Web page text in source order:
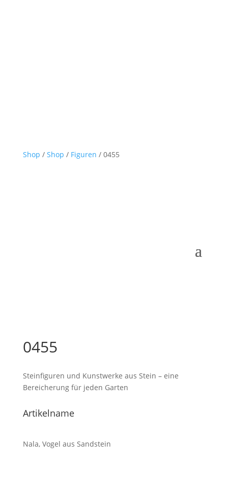
Shop / Shop / Figuren / 0455
0455
Steinfiguren und Kunstwerke aus Stein – eine
Bereicherung für jeden Garten
Artikelname
Nala, Vogel aus Sandstein